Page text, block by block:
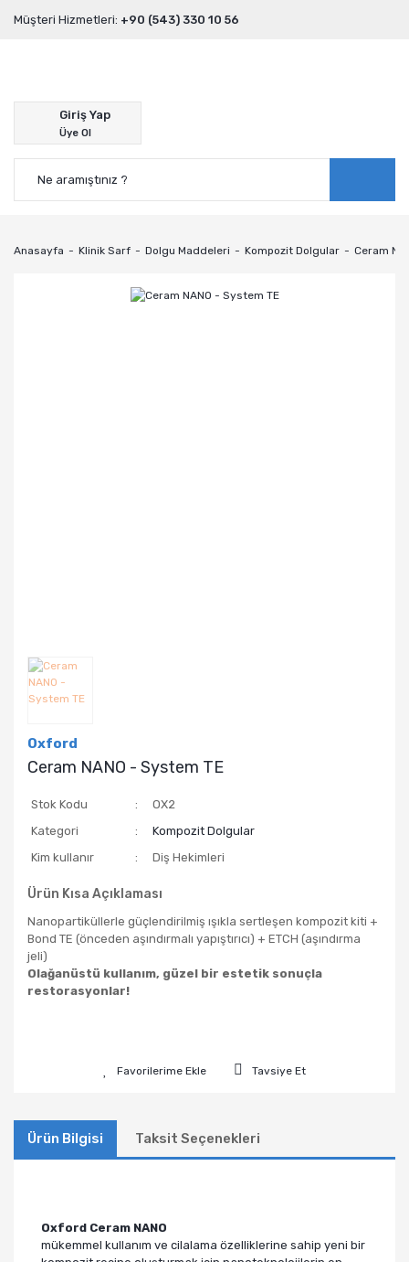
Müşteri Hizmetleri: +90 (543) 330 10 56
Giriş Yap
Üye Ol
Anasayfa Klinik Sarf Dolgu Maddeleri Kompozit Dolgular Ceram
Oxford
Ceram NANO - System TE
Stok Kodu
OX2
Kategori
Kompozit Dolgular
Kim kullanır
Diş Hekimleri
Ürün Kısa Açıklaması
Nanopartiküllerle güçlendirilmiş ışıkla sertleşen kompozit kiti +
Bond TE (önceden aşındırmalı yapıştırıcı) + ETCH (aşındırma
jeli)
Olağanüstü kullanım, güzel bir estetik sonuçla
restorasyonlar!
Tavsiye Et
Ürün Bilgisi Taksit Seçenekleri
Oxford Ceram NANO
mükemmel kullanım ve cilalama özelliklerine sahip yeni bir